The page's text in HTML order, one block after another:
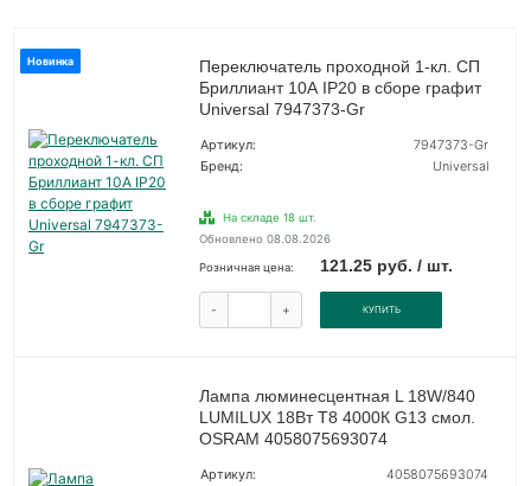
Новинка
Переключатель проходной 1-кл. СП
Бриллиант 10А IP20 в сборе графит
Universal 7947373-Gr
Артикул:
7947373-Gr
Бренд:
Universal
На складе 18 шт.
Обновлено 08.08.2026
Розничная цена: 121.25 руб. / шт.
- + КУПИТЬ
Лампа люминесцентная L 18W/840
LUMILUX 18Вт T8 4000К G13 смол.
OSRAM 4058075693074
Артикул: 4058075693074